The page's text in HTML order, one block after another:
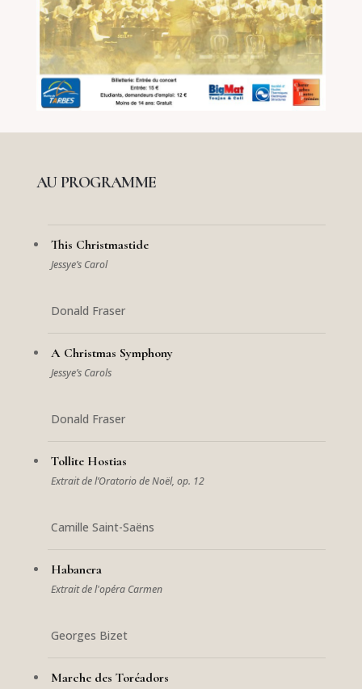
AU PROGRAMME
This Christmastide
Jessye’s Carol
Donald Fraser
A Christmas Symphony
Jessye’s Carols
Donald Fraser
Tollite Hostias
Extrait de l’Oratorio de Noël, op. 12
Camille Saint-Saëns
Habanera
Extrait de l'opéra Carmen
Georges Bizet
Marche des Toréadors